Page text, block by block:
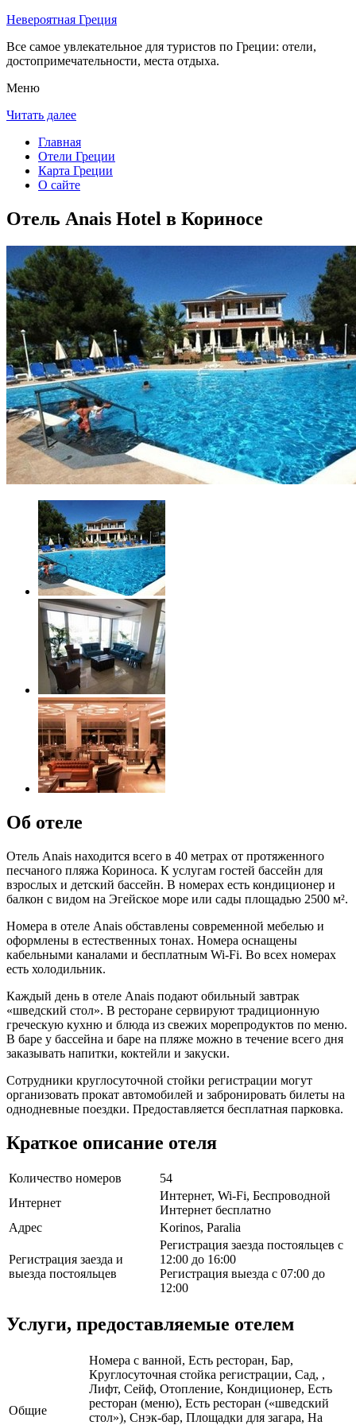
Невероятная Греция
Все самое увлекательное для туристов по Греции: отели,
достопримечательности, места отдыха.
Меню
Читать далее
Главная
Отели Греции
Карта Греции
О сайте
Отель Anais Hotel в Кориносе
Об отеле
Отель Anais находится всего в 40 метрах от протяженного
песчаного пляжа Кориноса. К услугам гостей бассейн для
взрослых и детский бассейн. В номерах есть кондиционер и
балкон с видом на Эгейское море или сады площадью 2500 м².
Номера в отеле Anais обставлены современной мебелью и
оформлены в естественных тонах. Номера оснащены
кабельными каналами и бесплатным Wi-Fi. Во всех номерах
есть холодильник.
Каждый день в отеле Anais подают обильный завтрак
«шведский стол». В ресторане сервируют традиционную
греческую кухню и блюда из свежих морепродуктов по меню.
В баре у бассейна и баре на пляже можно в течение всего дня
заказывать напитки, коктейли и закуски.
Сотрудники круглосуточной стойки регистрации могут
организовать прокат автомобилей и забронировать билеты на
однодневные поездки. Предоставляется бесплатная парковка.
Краткое описание отеля
Количество номеров
54
Интернет
Интернет, Wi-Fi, Беспроводной
Интернет бесплатно
Адрес
Korinos, Paralia
Регистрация заезда и
выезда постояльцев
Регистрация заезда постояльцев с
12:00 до 16:00
Регистрация выезда с 07:00 до
12:00
Услуги, предоставляемые отелем
Общие
Номера с ванной, Есть ресторан, Бар,
Круглосуточная стойка регистрации, Сад, ,
Лифт, Сейф, Отопление, Кондиционер, Есть
ресторан (меню), Есть ресторан («шведский
стол»), Снэк-бар, Площадки для загара, На